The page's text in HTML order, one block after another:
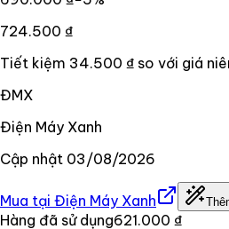
724.500 ₫
Tiết kiệm 34.500 ₫ so với giá
ĐMX
Điện Máy Xanh
Cập nhật 03/08/2026
Mua tại Điện Máy Xanh
Hàng đã sử dụng621.000 ₫